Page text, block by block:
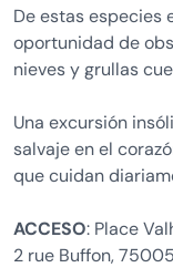
De estas especies
oportunidad de
nieves y grullas
Una excursión
salvaje en el
que cuidan
ACCESO: Place
2 rue Buffon,